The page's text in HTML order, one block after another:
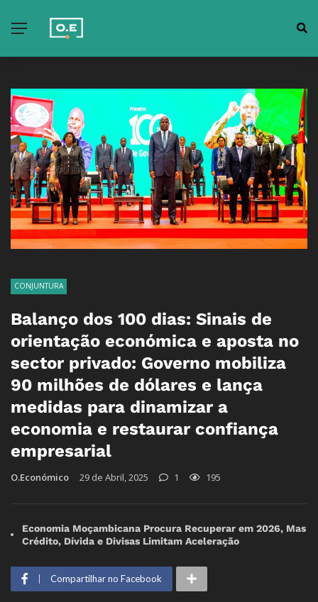
CONJUNTURA
Balanço dos 100 dias: Sinais de
orientação económica e aposta no
sector privado: Governo mobiliza
90 milhões de dólares e lança
medidas para dinamizar a
economia e restaurar confiança
empresarial
O.Económico 29 de Abril, 2025 1 195
Economia Moçambicana Procura Recuperar em 2026, Mas
Crédito, Dívida e Divisas Limitam Aceleração
Compartilhar no Facebook